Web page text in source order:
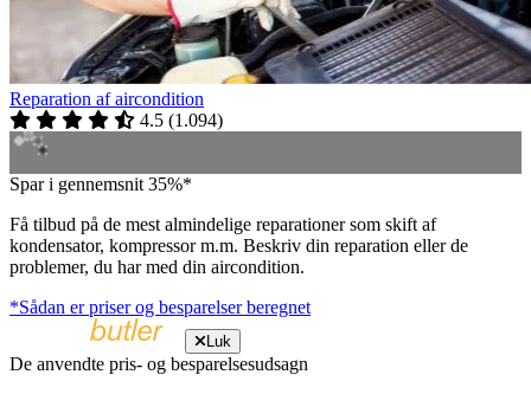
Reparation af aircondition
4.5 (1.094)
Spar i gennemsnit 35%*
Få tilbud på de mest almindelige reparationer som skift af
kondensator, kompressor m.m. Beskriv din reparation eller de
problemer, du har med din aircondition.
*Sådan er priser og besparelser beregnet
Luk
De anvendte pris- og besparelsesudsagn